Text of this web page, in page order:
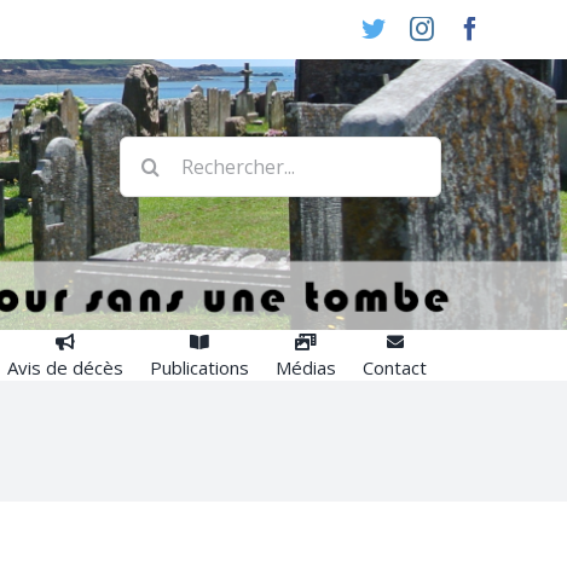
TwitterInstagram
Rechercher:
Avis de décès Publications Médias Contact